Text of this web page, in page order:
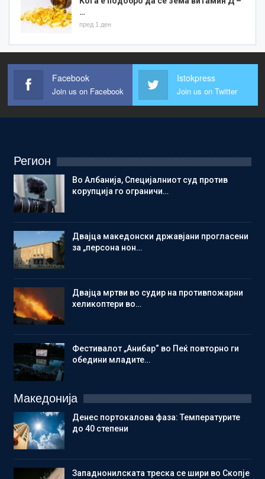
…
пред 1 ден
Facebook
Join us on Facebook
Istokpress
Join us on Twitter
Регион
Во Албанија, Специјалниот суд против
корупција го ограничи…
Двајца македонски државјани прогласени
за „персона нон…
Двајца мртви во судир на противпожарни
хеликоптери во…
Фестивалот „Анибар“ во Пеќ повторно ги
обедини младите…
Македонија
Денес портокалова фаза: Температурите
до 40 степени
Западнонилската треска се шири во Скопје